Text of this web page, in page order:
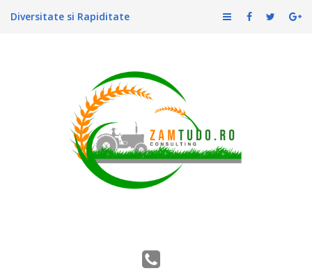
Diversitate si Rapiditate